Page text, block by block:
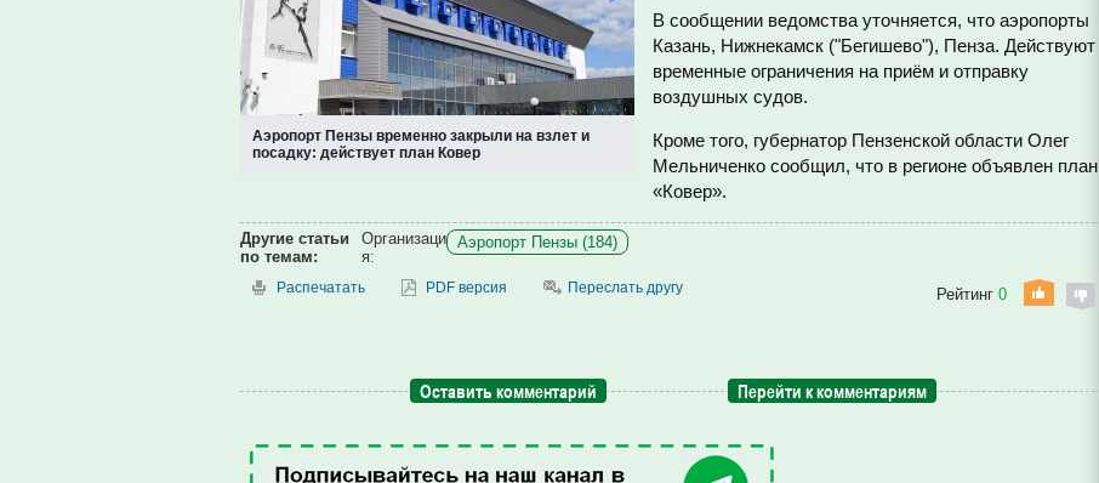
Аэропорт Пензы временно закрыли на взлет и
посадку: действует план Ковер
В сообщении ведомства уточняется, что аэропорты
Казань, Нижнекамск ("Бегишево"), Пенза. Действуют
временные ограничения на приём и отправку
воздушных судов.
Кроме того, губернатор Пензенской области Олег
Мельниченко сообщил, что в регионе объявлен план
«Ковер».
Другие статьи
по темам:
Организаци
я:
Аэропорт Пензы (184)
Распечатать PDF версия Переслать другу Рейтинг 0
Оставить комментарий Перейти к комментариям